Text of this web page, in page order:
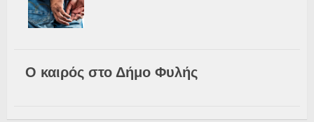
Ο καιρός στο Δήμο Φυλής